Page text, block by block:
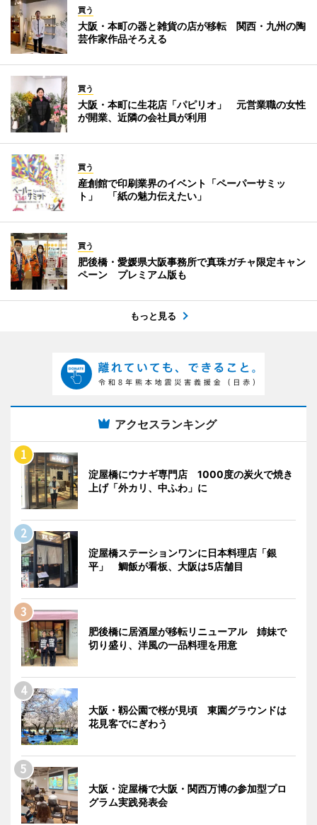
買う
大阪・本町の器と雑貨の店が移転 関西・九州の陶
芸作家作品そろえる
買う
大阪・本町に生花店「パピリオ」 元営業職の女性
が開業、近隣の会社員が利用
買う
産創館で印刷業界のイベント「ペーパーサミッ
ト」 「紙の魅力伝えたい」
買う
肥後橋・愛媛県大阪事務所で真珠ガチャ限定キャン
ペーン プレミアム版も
もっと見る
アクセスランキング
淀屋橋にウナギ専門店 1000度の炭火で焼き
上げ「外カリ、中ふわ」に
淀屋橋ステーションワンに日本料理店「銀
平」 鯛飯が看板、大阪は5店舗目
肥後橋に居酒屋が移転リニューアル 姉妹で
切り盛り、洋風の一品料理を用意
大阪・靱公園で桜が見頃 東園グラウンドは
花見客でにぎわう
大阪・淀屋橋で大阪・関西万博の参加型プロ
グラム実践発表会